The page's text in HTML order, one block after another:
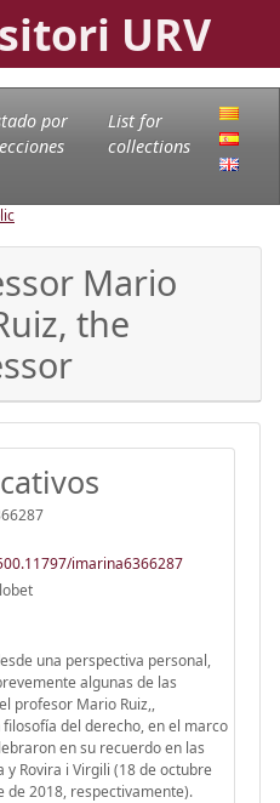
URV
por
List for
collections
Mario
the
imarina6366287
una perspectiva personal,
algunas de las
profesor Mario Ruiz,,
del derecho, en el marco
en su recuerdo en las
y Rovira i Virgili (18 de octubre
de 2018, respectivamente).